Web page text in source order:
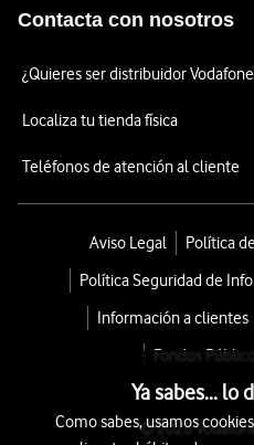
Contacta con nosotros
¿Quieres ser distribuidor
Localiza tu tienda física
Teléfonos de atención al cliente
Aviso Legal
Política
Política Seguridad de
Información a clientes
Fondos Públicos
© 2026
Ya sabes... lo
Como sabes, usamos